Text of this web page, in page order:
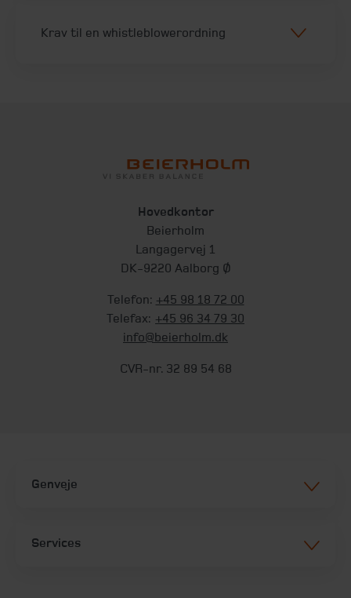
Krav til en whistleblowerordning
Hovedkontor
Beierholm
Langagervej 1
DK-9220 Aalborg Ø
Telefon: +45 98 18 72 00
Telefax: +45 96 34 79 30
info@beierholm.dk
CVR-nr. 32 89 54 68
Genveje
Services